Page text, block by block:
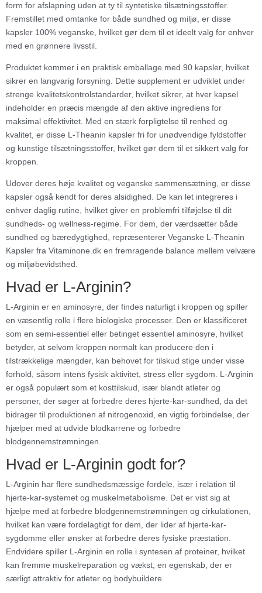
form for afslapning uden at ty til syntetiske tilsætningsstoffer.
Fremstillet med omtanke for både sundhed og miljø, er disse
kapsler 100% veganske, hvilket gør dem til et ideelt valg for enhver
med en grønnere livsstil.
Produktet kommer i en praktisk emballage med 90 kapsler, hvilket
sikrer en langvarig forsyning. Dette supplement er udviklet under
strenge kvalitetskontrolstandarder, hvilket sikrer, at hver kapsel
indeholder en præcis mængde af den aktive ingrediens for
maksimal effektivitet. Med en stærk forpligtelse til renhed og
kvalitet, er disse L-Theanin kapsler fri for unødvendige fyldstoffer
og kunstige tilsætningsstoffer, hvilket gør dem til et sikkert valg for
kroppen.
Udover deres høje kvalitet og veganske sammensætning, er disse
kapsler også kendt for deres alsidighed. De kan let integreres i
enhver daglig rutine, hvilket giver en problemfri tilføjelse til dit
sundheds- og wellness-regime. For dem, der værdsætter både
sundhed og bæredygtighed, repræsenterer Veganske L-Theanin
Kapsler fra Vitaminone.dk en fremragende balance mellem velvære
og miljøbevidsthed.
Hvad er L-Arginin?
L-Arginin er en aminosyre, der findes naturligt i kroppen og spiller
en væsentlig rolle i flere biologiske processer. Den er klassificeret
som en semi-essentiel eller betinget essentiel aminosyre, hvilket
betyder, at selvom kroppen normalt kan producere den i
tilstrækkelige mængder, kan behovet for tilskud stige under visse
forhold, såsom intens fysisk aktivitet, stress eller sygdom. L-Arginin
er også populært som et kosttilskud, især blandt atleter og
personer, der søger at forbedre deres hjerte-kar-sundhed, da det
bidrager til produktionen af nitrogenoxid, en vigtig forbindelse, der
hjælper med at udvide blodkarrene og forbedre
blodgennemstrømningen.
Hvad er L-Arginin godt for?
L-Arginin har flere sundhedsmæssige fordele, især i relation til
hjerte-kar-systemet og muskelmetabolisme. Det er vist sig at
hjælpe med at forbedre blodgennemstrømningen og cirkulationen,
hvilket kan være fordelagtigt for dem, der lider af hjerte-kar-
sygdomme eller ønsker at forbedre deres fysiske præstation.
Endvidere spiller L-Arginin en rolle i syntesen af proteiner, hvilket
kan fremme muskelreparation og vækst, en egenskab, der er
særligt attraktiv for atleter og bodybuildere.